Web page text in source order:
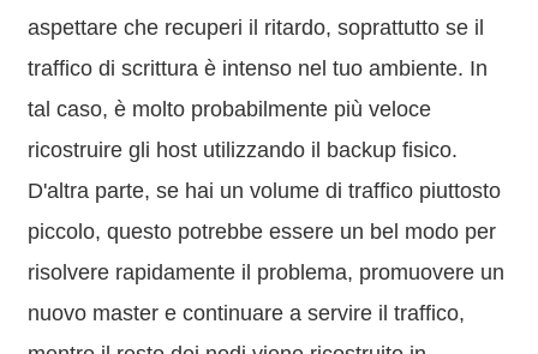
aspettare che recuperi il ritardo, soprattutto se il
traffico di scrittura è intenso nel tuo ambiente. In
tal caso, è molto probabilmente più veloce
ricostruire gli host utilizzando il backup fisico.
D'altra parte, se hai un volume di traffico piuttosto
piccolo, questo potrebbe essere un bel modo per
risolvere rapidamente il problema, promuovere un
nuovo master e continuare a servire il traffico,